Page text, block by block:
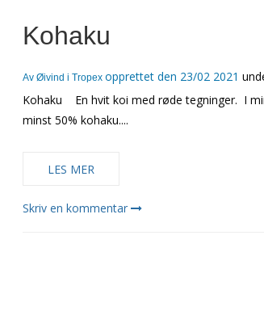
Kohaku
AvØivind i Tropexopprettet den 23/02 2021
Kohaku En hvit koi med røde tegninger. I
minst 50% kohaku....
LES MER
Skriv en kommentar